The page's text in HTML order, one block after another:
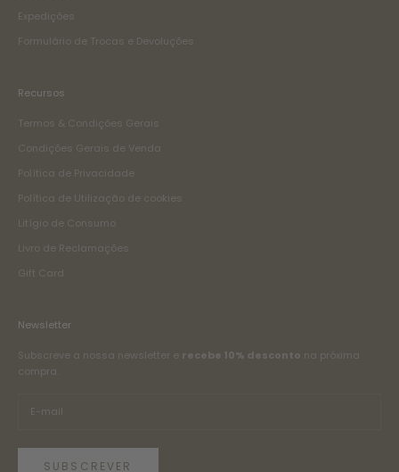
Expedições
Formulário de Trocas e Devoluções
Recursos
Termos & Condições Gerais
Condições Gerais de Venda
Política de Privacidade
Política de Utilização de cookies
Litígio de Consumo
Livro de Reclamações
Gift Card
Newsletter
Subscreve a nossa newsletter e recebe 10% desconto na próxima
compra.
SUBSCREVER